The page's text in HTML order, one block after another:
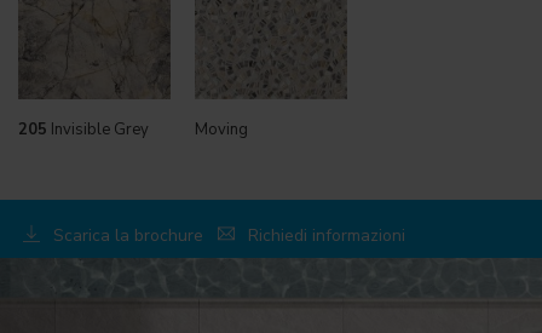
205 Invisible Grey Moving
Scarica la brochure Richiedi informazioni